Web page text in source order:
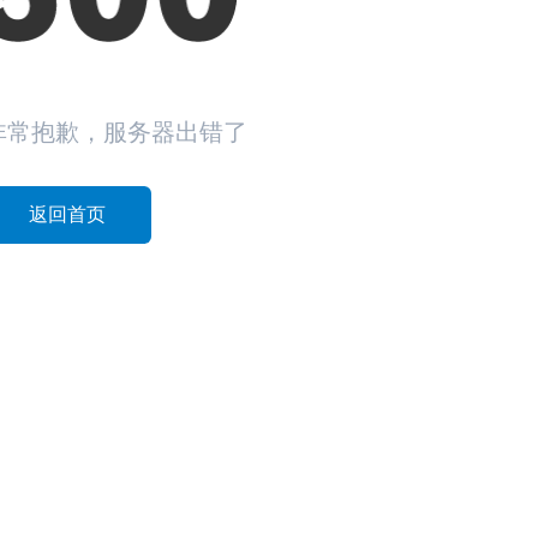
常抱歉，服务器出错了
返回首页